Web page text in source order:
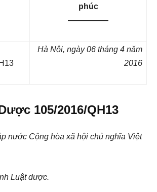
phúc
—————
Hà Nội, ngày 06 tháng 4 năm
2016
105/2016/QH13
nước Cộng hòa xã hội chủ nghĩa Việt
Luật dược.